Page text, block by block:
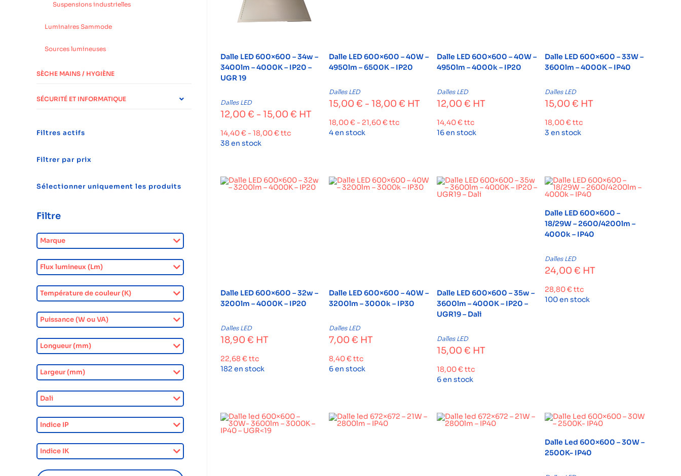
Dalle LED 600×600 – 34w –
3400lm – 4000K – IP20 –
UGR 19
Dalles LED
12,00€ -15,00€ HT
14,40€ -18,00€ttc
38 en stock
Dalle LED 600×600 – 40W –
4950lm – 6500K – IP20
Dalles LED
15,00 € - 18,00 € HT
18,00€- 21,60€ttc
4 en stock
Dalle LED 600×600 – 40W –
4950lm – 4000k – IP20
Dalles LED
12,00 € HT
14,40€ttc
16 en stock
Dalle LED 600×600 – 33W –
3600lm – 4000K – IP40
Dalles LED
15,00 € HT
18,00€ttc
3 en stock
Dalle LED 600×600 – 32w –
3200lm – 4000K – IP20
Dalles LED
18,90€ HT
22,68€ttc
182 en stock
Dalle LED 600×600 – 40W –
3200lm – 3000k – IP30
Dalles LED
7,00 € HT
8,40€ttc
6 en stock
Dalle LED 600×600 – 35w –
3600lm – 4000K – IP20 –
UGR19 – Dali
Dalles LED
15,00 € HT
18,00€ttc
6 en stock
Dalle LED 600×600 –
18/29W – 2600/4200lm –
4000k – IP40
Dalles LED
24,00 € HT
28,80€ttc
100 en stock
Dalle Led 600×600 – 30W –
2500K- IP40
Suspensions industrielles
Luminaires Sammode
Sources lumineuses
SÈCHE MAINS / HYGIÈNE
SÉCURITÉ ET INFORMATIQUE
Filtres actifs
Filtrer par prix
Sélectionner uniquement les produits
Filtre
Marque
Flux lumineux (Lm)
Température de couleur (K)
Puissance (W ou VA)
Longueur (mm)
Largeur (mm)
Dali
Indice IP
Indice IK